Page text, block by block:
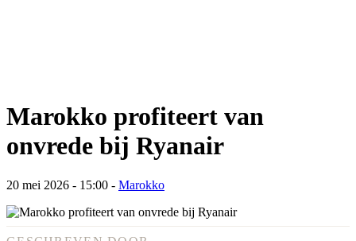
Marokko profiteert van
onvrede bij Ryanair
20 mei 2026 - 15:00 - Marokko